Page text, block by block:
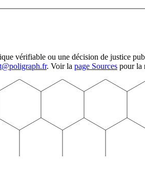
vérifiable ou une décision de justice
. Voir la page Sources pour la